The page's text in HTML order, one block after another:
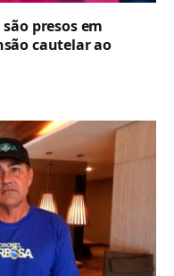
presos em
cautelar ao